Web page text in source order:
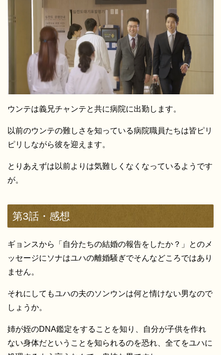
ウンテは義兄チャンテと共に病院に出勤します。
以前のウンテの難しさを知っている病院職員たちは皆ピリ
ピリしながら彼を迎えます。
とりあえずは以前よりは気難しくなくなっているようです
が。
第3話・感想
ギョンスから「自分たちの結婚の報告をしたか？」とのメ
ッセージにソナはユハの離婚騒ぎでそんなどころではあり
ません。
それにしてもユハの夫のソンウンは何と情けない男なので
しょうか。
姉が姪のDNA鑑定をすることを知り、自分が子供を作れ
ない身体だということを知られるのを恐れ、全てをユハに